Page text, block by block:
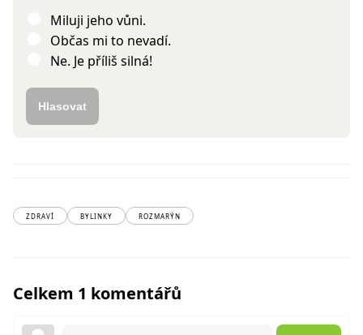
Miluji jeho vůni.
Občas mi to nevadí.
Ne. Je příliš silná!
Hlasovat
ZDRAVÍ BYLINKY ROZMARÝN
Celkem 1 komentářů